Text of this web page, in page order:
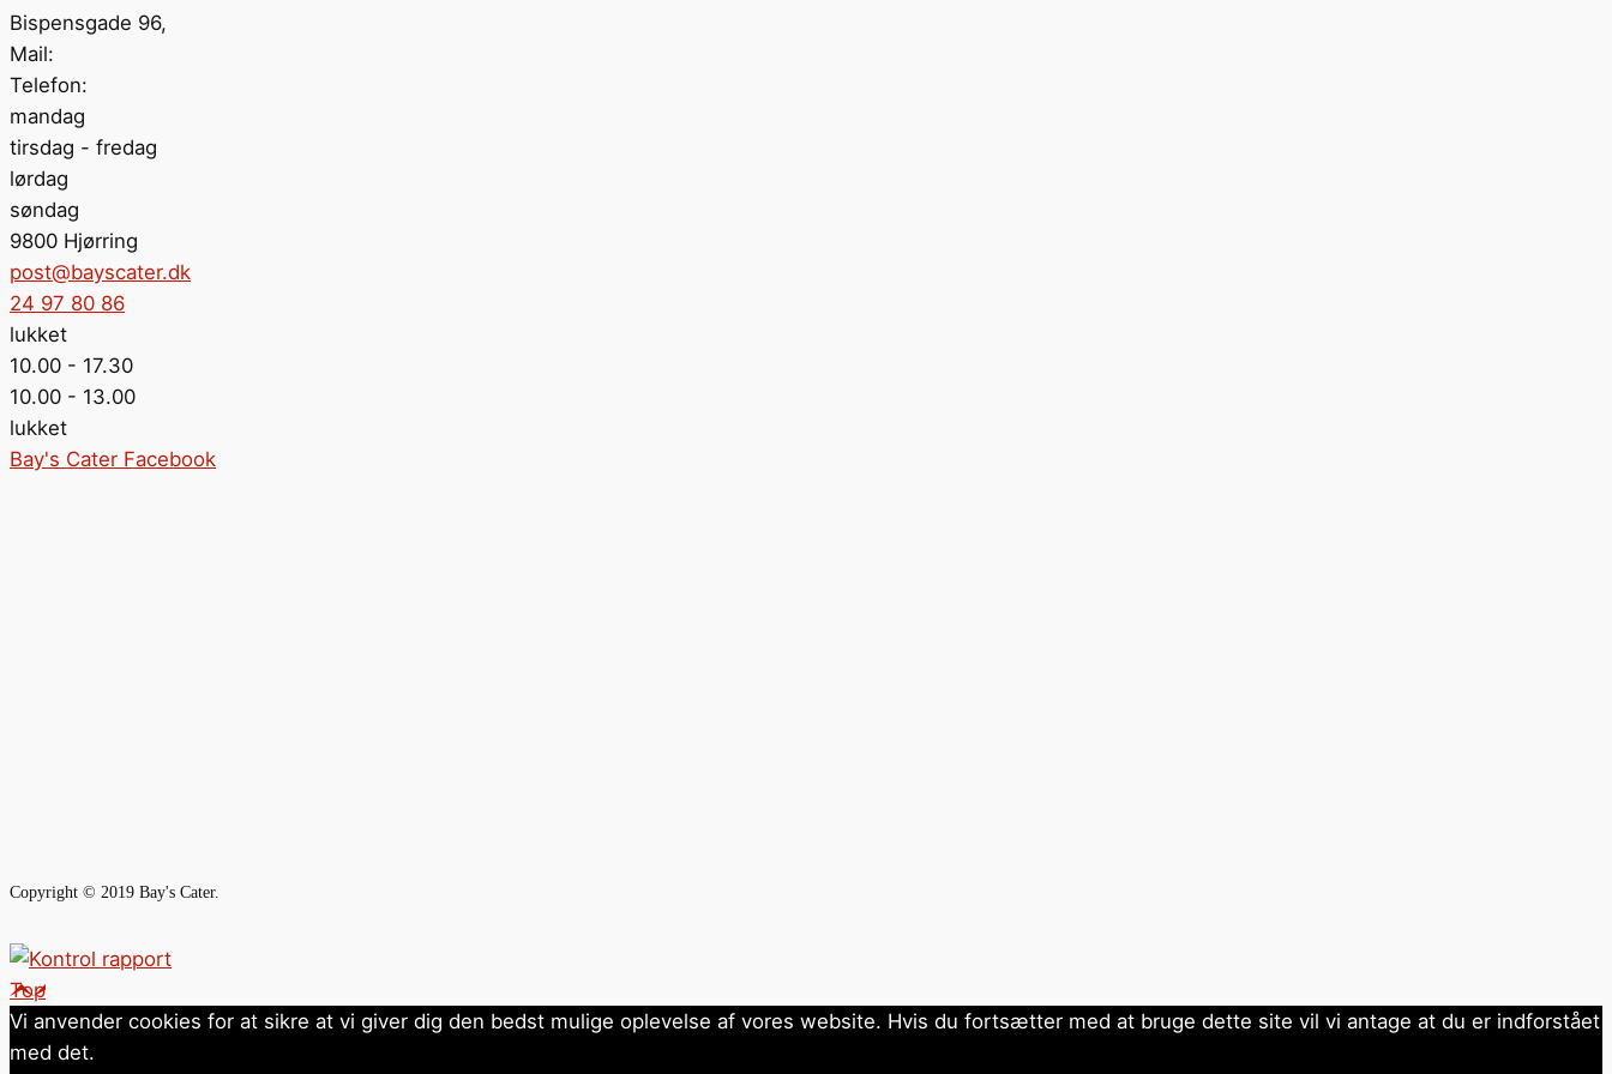
Bispensgade 96,
Mail:
Telefon:
mandag
tirsdag - fredag
lørdag
søndag
9800 Hjørring
post@bayscater.dk
24 97 80 86
lukket
10.00 - 17.30
10.00 - 13.00
lukket
Bay's Cater Facebook
Copyright © 2019 Bay's Cater.
Top
Vi anvender cookies for at sikre at vi giver dig den bedst mulige oplevelse af vores website. Hvis du fortsætter med at bruge dette site vil vi antage at du er indforstået
med det.